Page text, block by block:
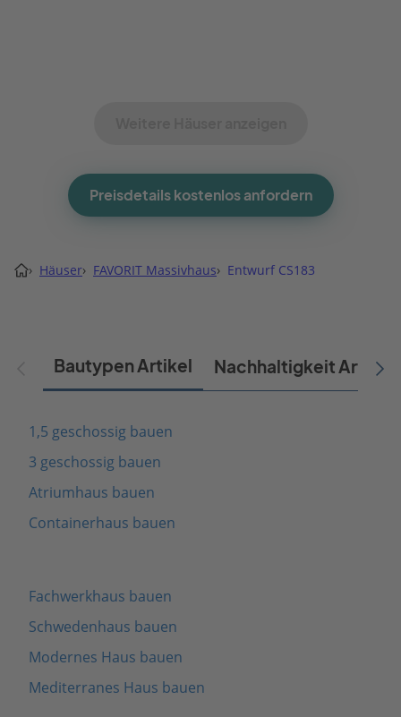
Preisdetails kostenlos anfordern
› Häuser› FAVORIT Massivhaus› Entwurf CS183
Bautypen Artikel Nachhaltigkeit Artikel
1,5 geschossig bauen
3 geschossig bauen
Atriumhaus bauen
Containerhaus bauen
Fachwerkhaus bauen
Schwedenhaus bauen
Modernes Haus bauen
Mediterranes Haus bauen